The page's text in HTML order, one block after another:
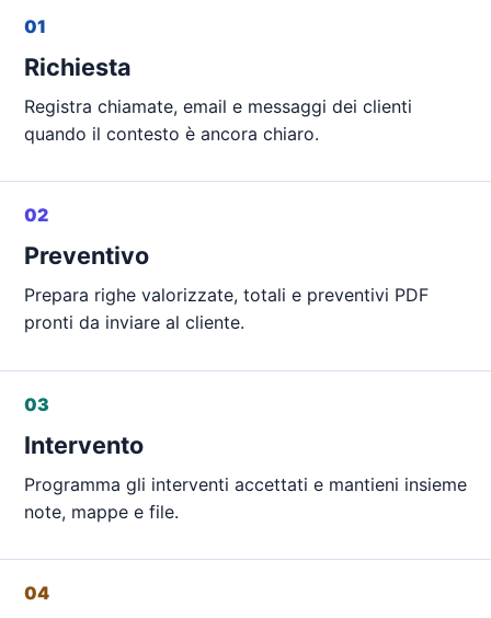
01
Richiesta
Registra chiamate, email e messaggi dei clienti
quando il contesto è ancora chiaro.
02
Preventivo
Prepara righe valorizzate, totali e preventivi PDF
pronti da inviare al cliente.
03
Intervento
Programma gli interventi accettati e mantieni insieme
note, mappe e file.
04